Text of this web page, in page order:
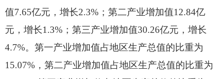
3.5%。其中，食品烟酒价格上涨3.8%，衣着类价格
上涨2.4%，居住类价格上涨8.6%，生活用品及服务
化和娱乐上涨1.2%，医疗保健价格上涨4.6%,其他
用品和服务价格下降3.1%。